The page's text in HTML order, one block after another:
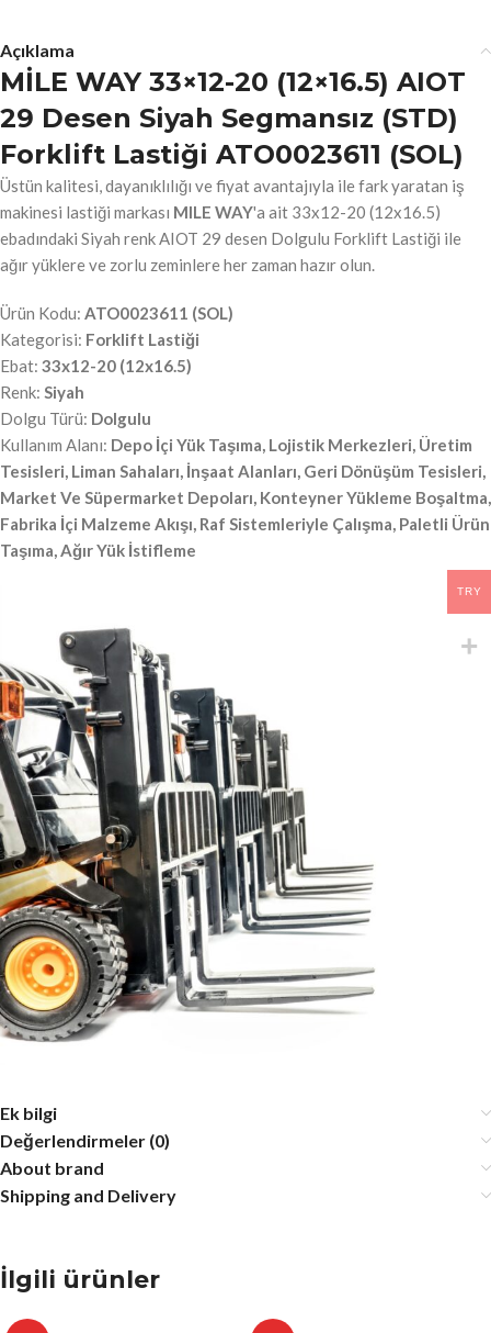
Açıklama
MİLE WAY 33×12-20 (12×16.5) AIOT
29 Desen Siyah Segmansız (STD)
Forklift Lastiği ATO0023611 (SOL)
Üstün kalitesi, dayanıklılığı ve fiyat avantajıyla ile fark yaratan iş
makinesi lastiği markası MILE WAY'a ait 33x12-20 (12x16.5)
ebadındaki Siyah renk AIOT 29 desen Dolgulu Forklift Lastiği ile
ağır yüklere ve zorlu zeminlere her zaman hazır olun.
Ürün Kodu: ATO0023611 (SOL)
Kategorisi: Forklift Lastiği
Ebat: 33x12-20 (12x16.5)
Renk: Siyah
Dolgu Türü: Dolgulu
Kullanım Alanı: Depo İçi Yük Taşıma, Lojistik Merkezleri, Üretim
Tesisleri, Liman Sahaları, İnşaat Alanları, Geri Dönüşüm Tesisleri,
Market Ve Süpermarket Depoları, Konteyner Yükleme Boşaltma,
Fabrika İçi Malzeme Akışı, Raf Sistemleriyle Çalışma, Paletli Ürün
Taşıma, Ağır Yük İstifleme
Ek bilgi
Değerlendirmeler (0)
About brand
Shipping and Delivery
İlgili ürünler
TRY